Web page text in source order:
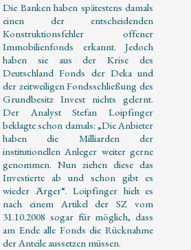
Die Banken haben spätestens damals
einen der entscheidenden
Konstruktionsfehler offener
Immobilienfonds erkannt. Jedoch
haben sie aus der Krise des
Deutschland Fonds der Deka und
der zeitweiligen Fondsschließung des
Grundbesitz Invest nichts gelernt.
Der Analyst Stefan Loipfinger
beklagte schon damals: „Die Anbieter
haben die Milliarden der
institutionellen Anleger weiter gerne
genommen. Nun ziehen diese das
Investierte ab und schon gibt es
wieder Ärger“. Loipfinger hielt es
nach einem Artikel der SZ vom
31.10.2008 sogar für möglich, dass
am Ende alle Fonds die Rücknahme
der Anteile aussetzen müssen.